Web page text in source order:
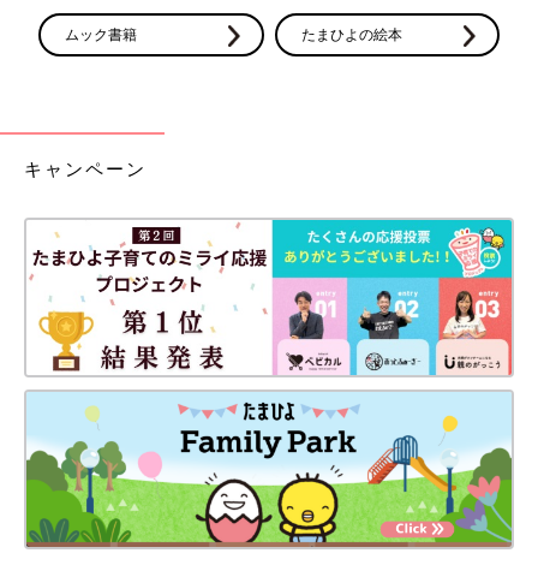
産前の写真。出産時はなかなかこない陣痛にもやもや。想像していた出産と現実は
だいぶ違っていて…！？
――出産は地元の鹿児島に戻られたそうですが、里帰り先での生
活はいかがでしたか？
いしい 鹿児島へは飛行機移動ということもあり、予定日は11月
でしたが、少し余裕をもって9月に里帰りをしました。里帰り先
の産院は、関西の産院とは真逆のスパルタ指導！ 「カロリー制
ムック書籍 たまひよの絵本
キャンペーン